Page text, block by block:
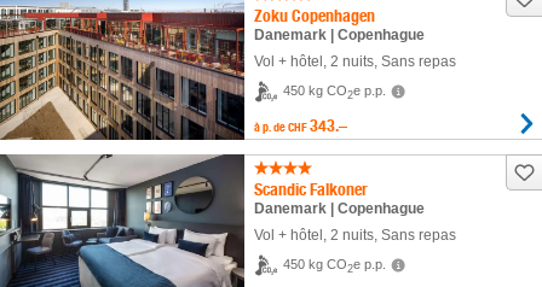
Zoku Copenhagen
Danemark | Copenhague
Vol + hôtel , 2 nuits, Sans repas
450 kg CO2e p.p.
à p. de CHF 343.–
Scandic Falkoner
Danemark | Copenhague
Vol + hôtel , 2 nuits, Sans repas
450 kg CO2e p.p.